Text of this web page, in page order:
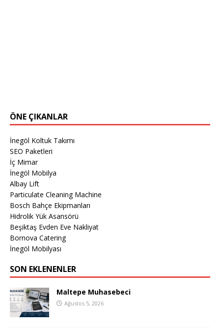
ÖNE ÇIKANLAR
İnegöl Koltuk Takımı
SEO Paketleri
İç Mimar
İnegöl Mobilya
Albay Lift
Particulate Cleaning Machine
Bosch Bahçe Ekipmanları
Hidrolik Yük Asansörü
Beşiktaş Evden Eve Nakliyat
Bornova Catering
İnegöl Mobilyası
SON EKLENENLER
Maltepe Muhasebeci
Ağustos 5, 2026